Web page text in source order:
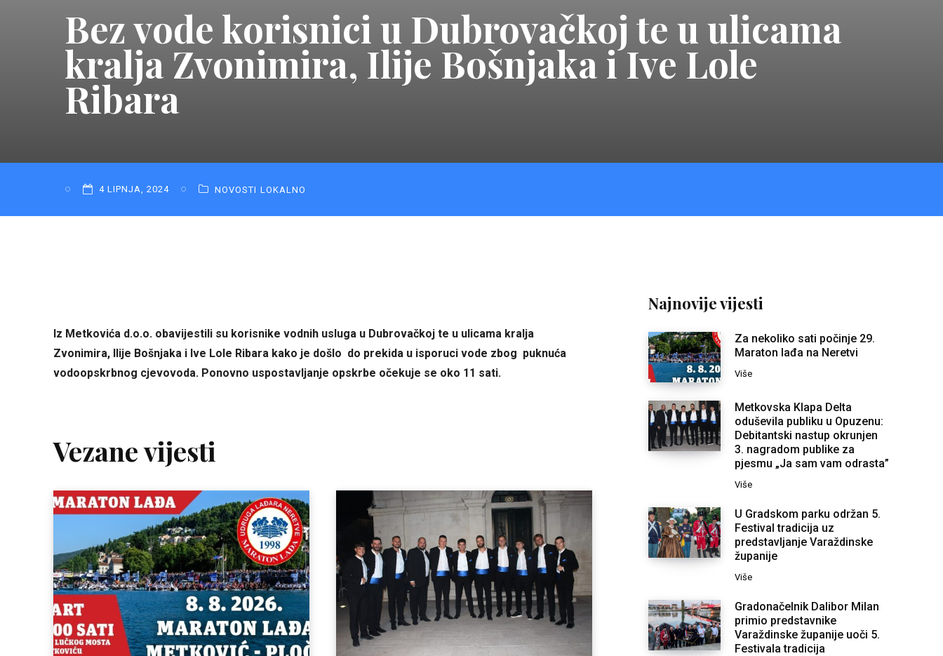
Bez vode korisnici u Dubrovačkoj te u ulicama
kralja Zvonimira, Ilije Bošnjaka i Ive Lole
Ribara
4 LIPNJA, 2024 NOVOSTI LOKALNO
Iz Metkovića d.o.o. obavijestili su korisnike vodnih usluga u Dubrovačkoj te u ulicama kralja
Zvonimira, Ilije Bošnjaka i Ive Lole Ribara kako je došlo do prekida u isporuci vode zbog puknuća
vodoopskrbnog cjevovoda. Ponovno uspostavljanje opskrbe očekuje se oko 11 sati.
Vezane vijesti
Najnovije vijesti
Za nekoliko sati počinje 29.
Maraton lađa na Neretvi
Više
Metkovska Klapa Delta
oduševila publiku u Opuzenu:
Debitantski nastup okrunjen
3. nagradom publike za
pjesmu „Ja sam vam odrasta”
Više
U Gradskom parku održan 5.
Festival tradicija uz
predstavljanje Varaždinske
županije
Više
Gradonačelnik Dalibor Milan
primio predstavnike
Varaždinske županije uoči 5.
Festivala tradicija